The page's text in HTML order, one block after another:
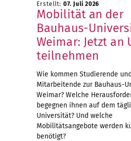
Erstellt: 07. Juli 2026
Mobilität an der
Bauhaus-
Weimar: Jetzt an
teilnehmen
Wie kommen Studierende und
Mitarbeitende zur Bauhaus-
Weimar? Welche
begegnen ihnen auf dem
Universität? Und welche
Mobilitätsangebote werden
benötigt?